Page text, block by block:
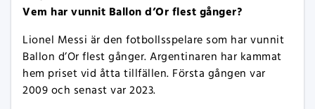
Vem har vunnit Ballon d’Or flest gånger?
Lionel Messi är den fotbollsspelare som har vunnit
Ballon d’Or flest gånger. Argentinaren har kammat
hem priset vid åtta tillfällen. Första gången var
2009 och senast var 2023.